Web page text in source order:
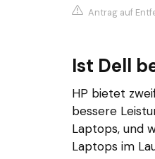
Antrag auf
Ist Dell
HP bietet
bessere
Laptops, und
Laptops im